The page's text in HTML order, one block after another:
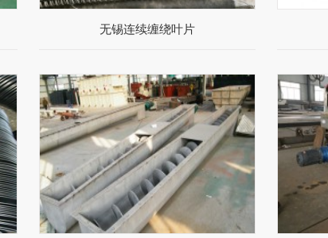
无锡连续缠绕叶片